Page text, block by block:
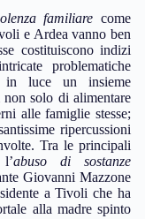
familiare come
e Ardea vanno ben
costituiscono indizi
problematiche
in luce un insieme
solo di alimentare
alle famiglie stesse;
ripercussioni
Tra le principali
abuso di sostanze
Giovanni Mazzone
a Tivoli che ha
alla madre spinto